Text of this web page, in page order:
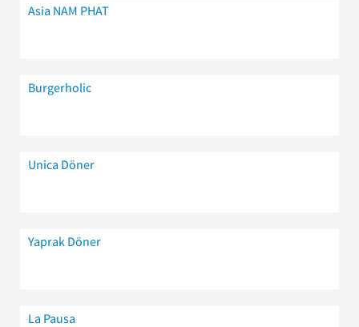
Asia NAM PHAT
Burgerholic
Unica Döner
Yaprak Döner
La Pausa